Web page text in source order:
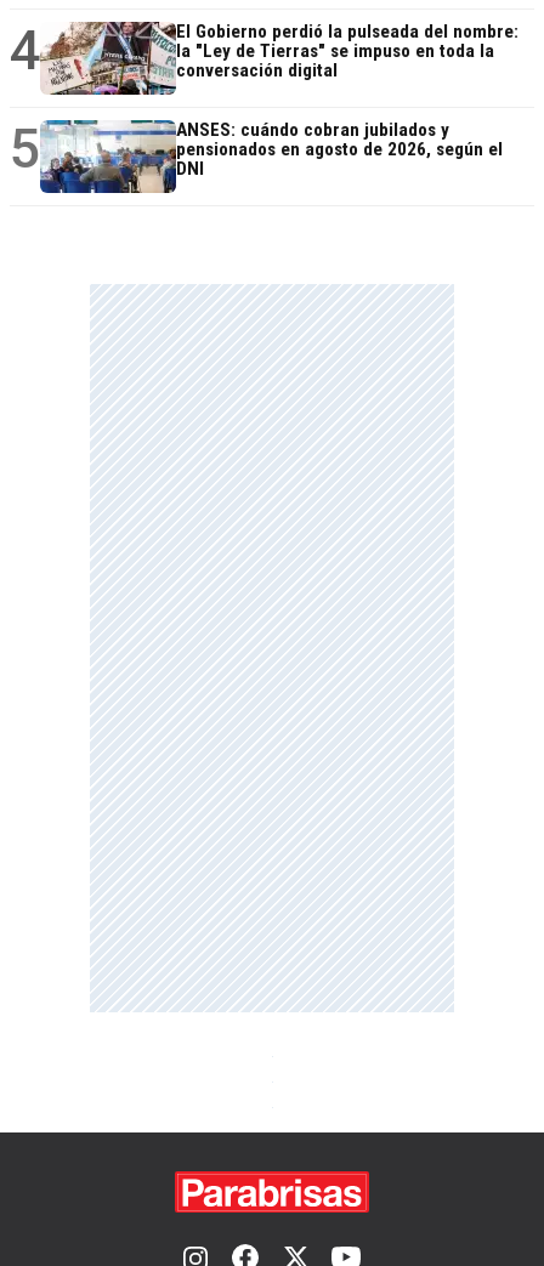
4
El Gobierno perdió la pulseada del nombre:
la "Ley de Tierras" se impuso en toda la
conversación digital
5
ANSES: cuándo cobran jubilados y
pensionados en agosto de 2026, según el
DNI